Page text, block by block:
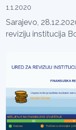
1.1.2020
Sarajevo,
reviziju institucija